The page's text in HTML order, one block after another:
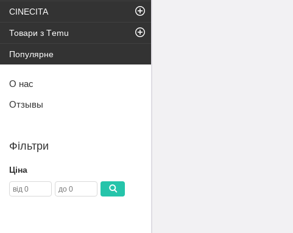
CINECITA
Товари з Тemu
Популярне
О нас
Отзывы
Фільтри
Ціна